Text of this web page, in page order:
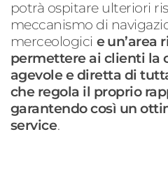
potrà ospitare ulteriori
meccanismo di
merceologici e un’area
permettere ai clienti la
agevole e diretta di
che regola il proprio
garantendo così un
service.